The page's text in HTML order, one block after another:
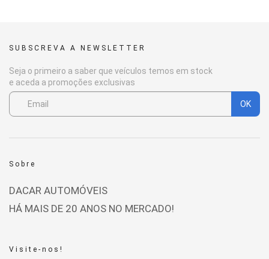
SUBSCREVA A NEWSLETTER
Seja o primeiro a saber que veículos temos em stock
e aceda a promoções exclusivas
OK
Sobre
DACAR AUTOMÓVEIS
HÁ MAIS DE 20 ANOS NO MERCADO!
Visite-nos!